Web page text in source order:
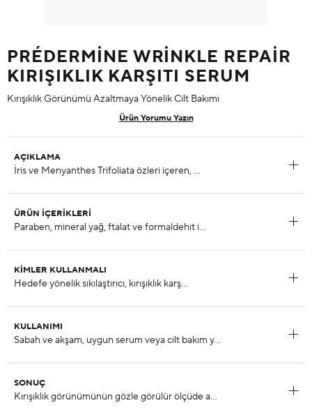
PRÉDERMINE WRINKLE REPAIR
KIRIŞIKLIK KARŞITI SERUM
Kırışıklık Görünümü Azaltmaya Yönelik Cilt Bakımı
Ürün Yorumu Yazın
AÇIKLAMA
ÜRÜN İÇERIKLERI
KIMLER KULLANMALI
KULLANIMI
SONUÇ